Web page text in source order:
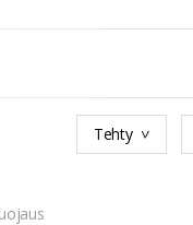
Tehty